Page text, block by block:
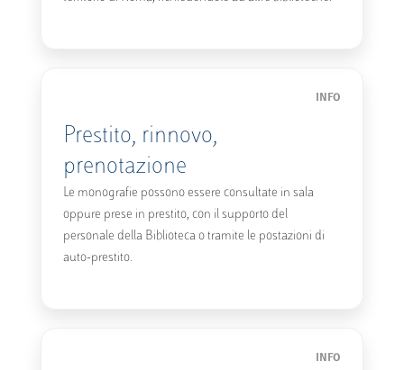
INFO
Prestito, rinnovo,
prenotazione
Le monografie possono essere consultate in sala
oppure prese in prestito, con il supporto del
personale della Biblioteca o tramite le postazioni di
auto-prestito.
INFO